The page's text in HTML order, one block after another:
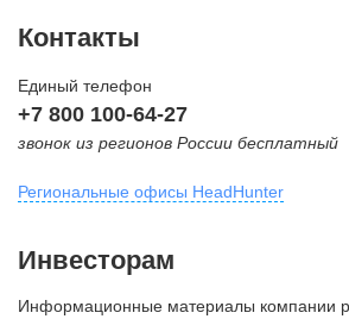
Контакты
Единый телефон
+7 800 100-64-27
звонок из регионов России бесплатный
Региональные офисы HeadHunter
внутригородская территория
Муниципальный округ Тверской,
Инвесторам
Информационные материалы компании